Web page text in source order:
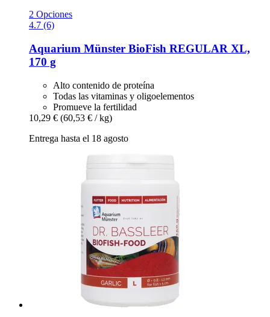
2 Opciones
4.7 (6)
Aquarium Münster BioFish REGULAR XL,
170 g
Alto contenido de proteína
Todas las vitaminas y oligoelementos
Promueve la fertilidad
10,29 € (60,53 € / kg)
Entrega hasta el 18 agosto